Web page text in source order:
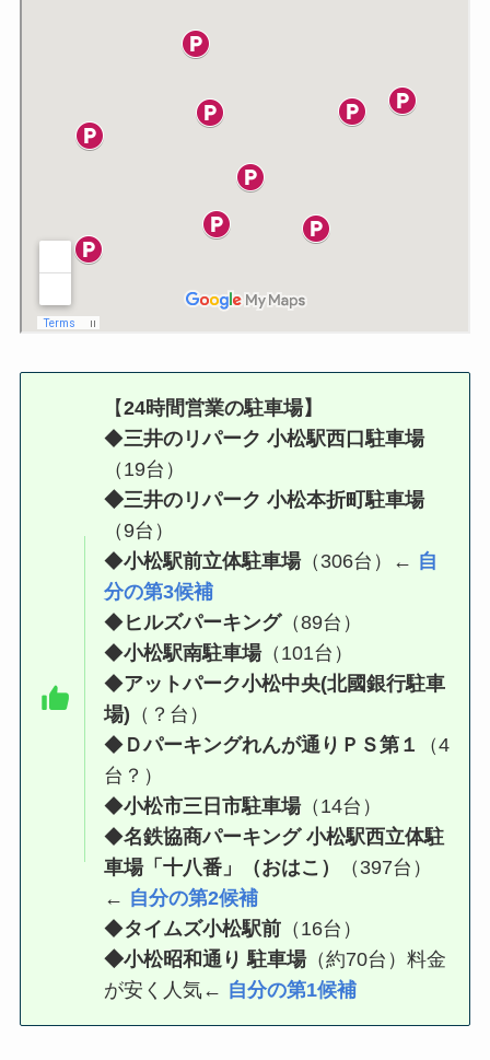
【24時間営業の駐車場】
◆三井のリパーク 小松駅西口駐車場
（19台）
◆三井のリパーク 小松本折町駐車場
（9台）
◆小松駅前立体駐車場（306台） ← 自
分の第3候補
◆ヒルズパーキング（89台）
◆小松駅南駐車場（101台）
◆アットパーク小松中央(北國銀行駐車
場) （？台）
◆ Ｄパーキングれんが通りＰＳ第１
（4
台？）
◆小松市三日市駐車場（14台）
◆名鉄協商パーキング 小松駅西立体駐
車場「十八番」（おはこ）
（397台）
← 自分の第2候補
◆タイムズ小松駅前 （16台）
◆小松昭和通り 駐車場（約70台）料金
が安く人気← 自分の第1候補